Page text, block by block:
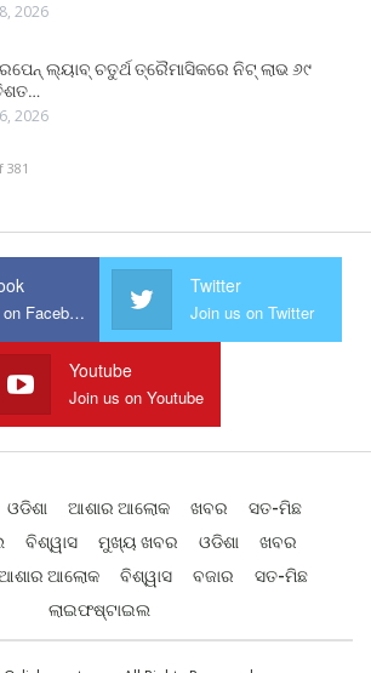
2026
ଲ୍ୟାବ୍ ଚତୁର୍ଥ ତ୍ରୈମାସିକରେ ନିଟ୍ ଲାଭ ୬୯
2026
381
Join us on Facebook
Twitter
Join us on Twitter
Youtube
Join us on Youtube
ଓଡିଶା ଆଶାର ଆଲୋକ ଖବର
ସତ-ମିଛ
ବିଶ୍ୱାସ ମୁଖ୍ୟ ଖବର ଓଡିଶା
ଖବର
ଆଲୋକ ବିଶ୍ୱାସ ବଜାର
ସତ-ମିଛ
ଲାଇଫଷ୍ଟାଇଲ